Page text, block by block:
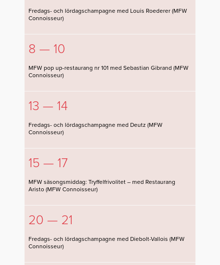
Fredags- och lördagschampagne med Louis Roederer (MFW
Connoisseur)
8 — 10
MFW pop up-restaurang nr 101 med Sebastian Gibrand (MFW
Connoisseur)
13 — 14
Fredags- och lördagschampagne med Deutz (MFW
Connoisseur)
15 — 17
MFW säsongsmiddag: Tryffelfrivolitet – med Restaurang
Aristo (MFW Connoisseur)
20 — 21
Fredags- och lördagschampagne med Diebolt-Vallois (MFW
Connoisseur)